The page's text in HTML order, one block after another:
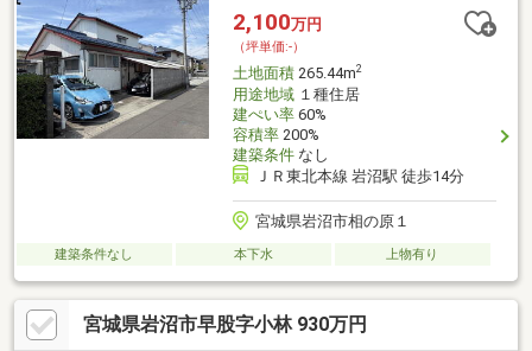
2,100万円
（坪単価:-）
土地面積265.44m2
用途地域１種住居
建ぺい率60%
容積率200%
建築条件なし
ＪＲ東北本線 岩沼駅 徒歩14分
宮城県岩沼市相の原１
建築条件なし 本下水 上物有り
宮城県岩沼市早股字小林 930万円